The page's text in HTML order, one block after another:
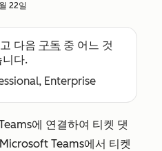
22일
다음 구독 중 어느 것
니다.
Enterprise
에 연결하여 티켓 댓
Teams에서 티켓